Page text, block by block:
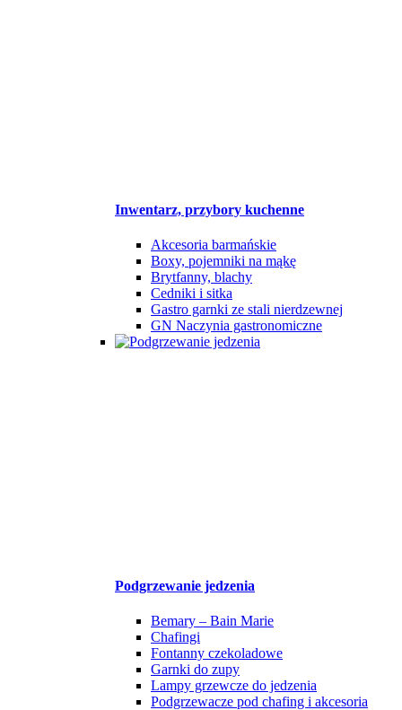
Inwentarz, przybory kuchenne
Akcesoria barmańskie
Boxy, pojemniki na mąkę
Brytfanny, blachy
Cedniki i sitka
Gastro garnki ze stali nierdzewnej
GN Naczynia gastronomiczne
Podgrzewanie jedzenia
Bemary – Bain Marie
Chafingi
Fontanny czekoladowe
Garnki do zupy
Lampy grzewcze do jedzenia
Podgrzewacze pod chafing i akcesoria